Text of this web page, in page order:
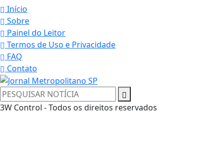
Início
Sobre
Painel do Leitor
Termos de Uso e Privacidade
FAQ
Contato
3W Control - Todos os direitos reservados